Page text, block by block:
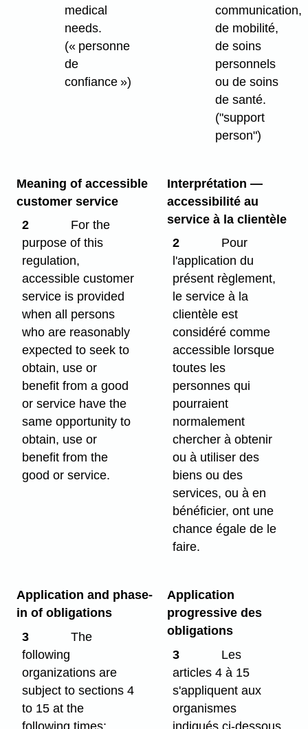
medical
needs.
(« personne
de
confiance »)
communication,
de mobilité,
de soins
personnels
ou de soins
de santé.
("support
person")
Meaning of accessible
customer service
2
For the
purpose of this
regulation,
accessible customer
service is provided
when all persons
who are reasonably
expected to seek to
obtain, use or
benefit from a good
or service have the
same opportunity to
obtain, use or
benefit from the
good or service.
Interprétation —
accessibilité au
service à la clientèle
2
Pour
l'application du
présent règlement,
le service à la
clientèle est
considéré comme
accessible lorsque
toutes les
personnes qui
pourraient
normalement
chercher à obtenir
ou à utiliser des
biens ou des
services, ou à en
bénéficier, ont une
chance égale de le
faire.
Application and phase-
in of obligations
3
The
following
organizations are
subject to sections 4
to 15 at the
Application
progressive des
obligations
3
Les
articles 4 à 15
s'appliquent aux
organismes